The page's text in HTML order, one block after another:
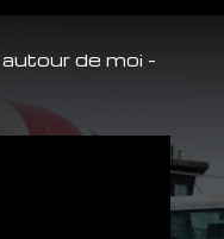
de moi –